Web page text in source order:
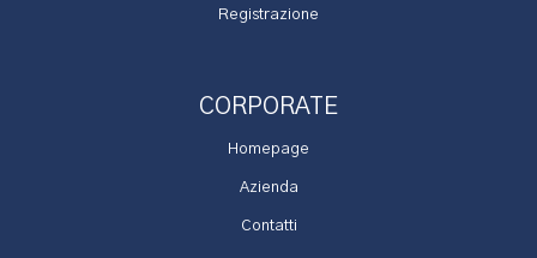
Registrazione
CORPORATE
Homepage
Azienda
Contatti